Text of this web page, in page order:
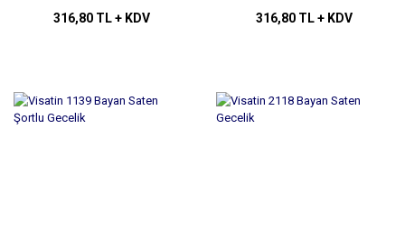
316,80 TL + KDV 316,80 TL + KDV